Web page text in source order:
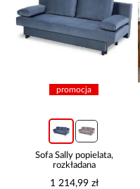
promocja
Sofa Sally popielata,
rozkładana
1 214,99 zł